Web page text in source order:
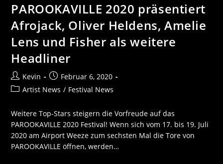
PAROOKAVILLE 2020 präsentiert
Afrojack, Oliver Heldens, Amelie
Lens und Fisher als weitere
Headliner
Kevin
Februar 6, 2020
Artist News / Festival News
Weitere Top-Stars steigern die Vorfreude auf das
PAROOKAVILLE 2020 Festival! Wenn sich vom 17. bis 19. Juli
2020 am Airport Weeze zum sechsten Mal die Tore von
PAROOKAVILLE öffnen, werden…